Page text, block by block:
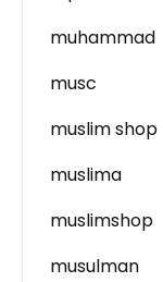
muhammad
musc
muslim shop
muslima
muslimshop
musulman